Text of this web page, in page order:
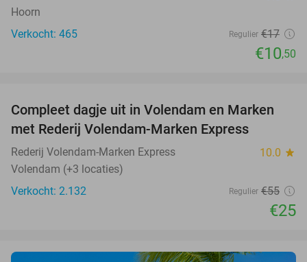
Hoorn
Verkocht: 465
Regulier €17
€10,50
55%
Compleet dagje uit in Volendam en Marken
met Rederij Volendam-Marken Express
Rederij Volendam-Marken Express 10.0 star
Volendam (+3 locaties)
Verkocht: 2.132
Regulier €55
€25